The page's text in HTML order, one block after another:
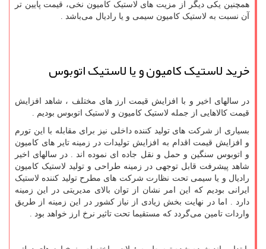
همچنین یکی دیگر از مزیت های لاستیک کامیون نخی، قیمت پایین تر
آن نسبت به لاستیک کامیون سیمی و یا رادیال می‌باشد .
خرید لاستیک کامیون و یا لاستیک اتوبوس
در سالهای اخیر و با افزایش قیمت ارز های مختلف ، شاهد افزایش
قیمت کالاهایی از جمله لاستیک کامیون و لاستیک اتوبوس بودیم .
بسیاری از شرکت های تولید کننده داخلی نیز برای مقابله با این تورم
و افزایش قیمت اقدام به افزایش تولیدات در زمینه تایر های کامیون
و اتوبوس سنگین و حمل و نقل جاده ای نموده اند . در سالهای اخیر
شاهد پیشرفت قابل توجهی در زمینه طراحی و تولید لاستیک کامیون
رادیال و یا سیمی تحت نظارت شرکت های مطرح تولید کننده لاستیک
ایرانی بودیم که این امر نشان از توان بالای مدیریتی در این زمینه
دارد . اما در نهایت بخش زیادی از نیاز کشور در این زمینه از طریق
واردات تامین می‌گردد که مستقیما تحت تاثیر نرخ ارز خواهد بود .